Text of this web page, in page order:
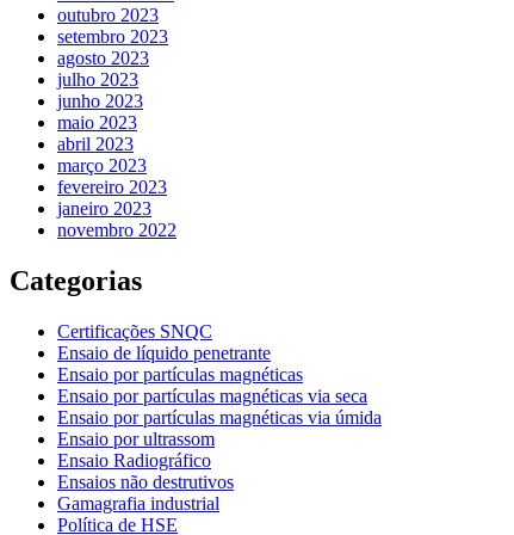
outubro 2023
setembro 2023
agosto 2023
julho 2023
junho 2023
maio 2023
abril 2023
março 2023
fevereiro 2023
janeiro 2023
novembro 2022
Categorias
Certificações SNQC
Ensaio de líquido penetrante
Ensaio por partículas magnéticas
Ensaio por partículas magnéticas via seca
Ensaio por partículas magnéticas via úmida
Ensaio por ultrassom
Ensaio Radiográfico
Ensaios não destrutivos
Gamagrafia industrial
Política de HSE